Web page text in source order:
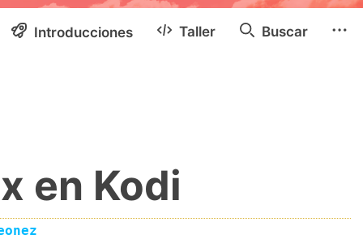
Introducciones Taller Buscar
en Kodi